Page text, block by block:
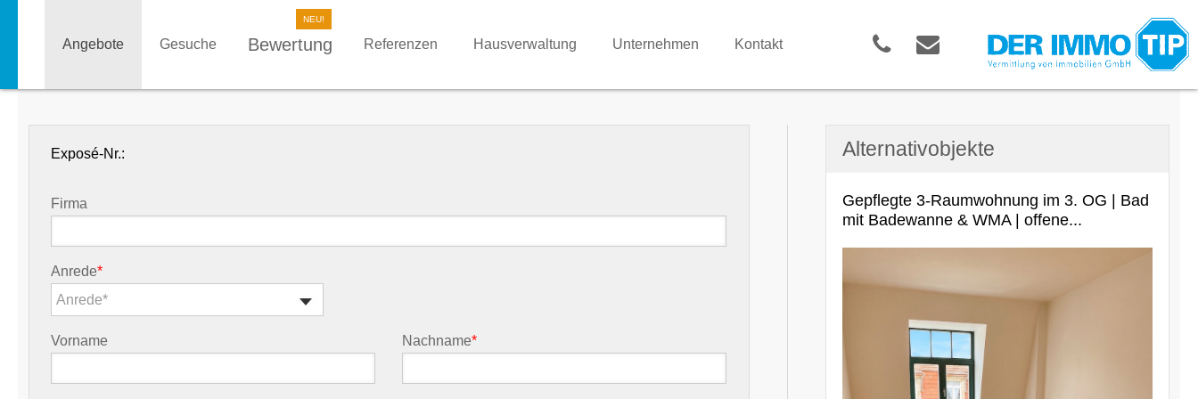
Angebote Gesuche Bewertung Referenzen Hausverwaltung Unternehmen Kontakt
Exposé-Nr.:
Firma
Anrede*
Anrede*
Vorname Nachname*
Alternativobjekte
Gepflegte 3-Raumwohnung im 3. OG | Bad
mit Badewanne & WMA | offene...